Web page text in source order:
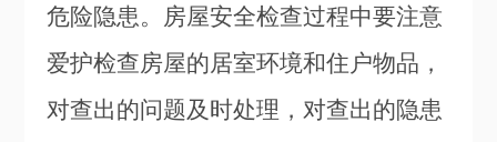
危险隐患。房屋安全检查过程中要注意
爱护检查房屋的居室环境和住户物品，
对查出的问题及时处理，对查出的隐患